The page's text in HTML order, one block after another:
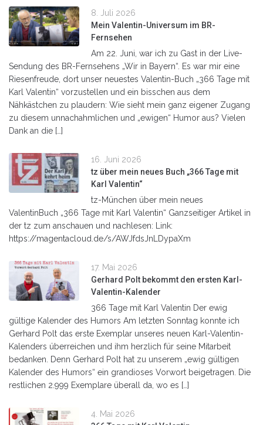
8. Juli 2026
Mein Valentin-Universum im BR-
Fernsehen
Am 22. Juni, war ich zu Gast in der Live-
Sendung des BR-Fernsehens „Wir in Bayern“. Es war mir eine
Riesenfreude, dort unser neuestes Valentin-Buch „366 Tage mit
Karl Valentin“ vorzustellen und ein bisschen aus dem
Nähkästchen zu plaudern: Wie sieht mein ganz eigener Zugang
zu diesem unnachahmlichen und „ewigen“ Humor aus? Vielen
Dank an die […]
16. Juni 2026
tz über mein neues Buch „366 Tage mit
Karl Valentin“
tz-München über mein neues
ValentinBuch „366 Tage mit Karl Valentin“ Ganzseitiger Artikel in
der tz zum anschauen und nachlesen: Link:
https://magentacloud.de/s/AWJfdsJnLDypaXm
17. Mai 2026
Gerhard Polt bekommt den ersten Karl-
Valentin-Kalender
366 Tage mit Karl Valentin Der ewig
gültige Kalender des Humors Am letzten Sonntag konnte ich
Gerhard Polt das erste Exemplar unseres neuen Karl-Valentin-
Kalenders überreichen und ihm herzlich für seine Mitarbeit
bedanken. Denn Gerhard Polt hat zu unserem „ewig gültigen
Kalender des Humors“ ein grandioses Vorwort beigetragen. Die
restlichen 2.999 Exemplare überall da, wo es […]
4. Mai 2026